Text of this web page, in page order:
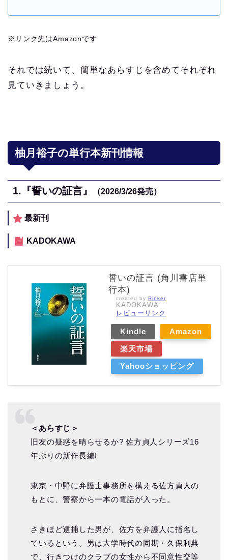
※リンク先はAmazonです
それでは続いて、簡単なあらすじを含めてそれぞれ
見ていきましょう。
柚月裕子の単行本新刊情報
1.『誓いの証言』 （2026/3/26発売）
最新刊
KADOKAWA
誓いの証言 (角川書店単
行本)
created by Rinker
KADOKAWA
レビューリンク
Kindle
Amazon
楽天市場
Yahooショッピング
＜あらすじ＞
旧友の疑惑を晴らせるか? 佐方貞人シリーズ16
年ぶりの新作長編!
東京・中野に弁護士事務所を構える佐方貞人の
もとに、警察から一本の電話が入った。
さきほど逮捕した男が、佐方を弁護人に指名し
ているという。男は大学時代の同期・久保利典
で、行きつけのクラブの女性から不同意性交等